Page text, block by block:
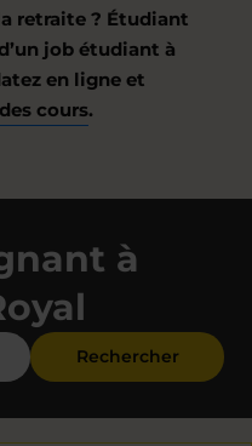
retraite ? Étudiant
job étudiant à
en ligne et
cours.
à
Rechercher